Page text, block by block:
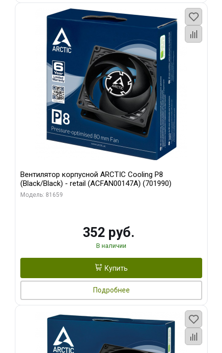
Вентилятор корпусной ARCTIC Cooling P8
(Black/Black) - retail (ACFAN00147A) (701990)
Модель: 81659
352 руб.
В наличии
Купить
Подробнее